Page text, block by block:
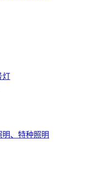
灯
、特种照明